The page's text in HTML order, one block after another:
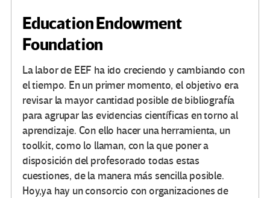
Education Endowment
Foundation
La labor de EEF ha ido creciendo y cambiando con
el tiempo. En un primer momento, el objetivo era
revisar la mayor cantidad posible de bibliografía
para agrupar las evidencias científicas en torno al
aprendizaje. Con ello hacer una herramienta, un
toolkit, como lo llaman, con la que poner a
disposición del profesorado todas estas
cuestiones, de la manera más sencilla posible.
Hoy,ya hay un consorcio con organizaciones de